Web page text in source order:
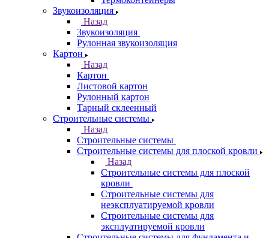
Звукоизоляция
Назад
Звукоизоляция
Рулонная звукоизоляция
Картон
Назад
Картон
Листовой картон
Рулонный картон
Тарный склеенный
Строительные системы
Назад
Строительные системы
Строительные системы для плоской кровли
Назад
Строительные системы для плоской
кровли
Строительные системы для
неэксплуатируемой кровли
Строительные системы для
эксплуатируемой кровли